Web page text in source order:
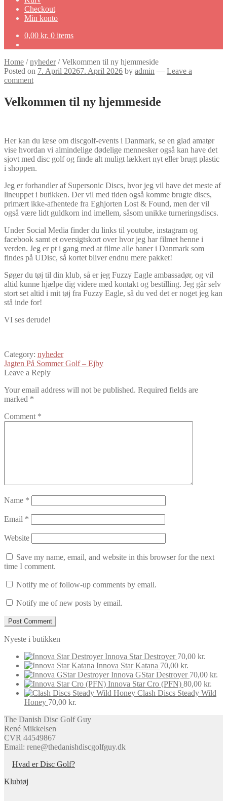
Checkout
Min konto
0,00 kr. 0 items
Home /nyheder/Velkommen til ny hjemmeside
Posted on 7. April 20267. April 2026 by admin — Leave a
comment
Velkommen til ny hjemmeside
Her kan du læse om discgolf-events i Danmark, se en glad amatør
vise hvordan vi almindelige dødelige mennesker også kan have det
sjovt med disc golf og finde alt muligt lækkert nyt eller brugt plastic
i shoppen.
Jeg er forhandler af Supersonic Discs, hvor jeg vil have det meste af
lineuppet i butikken. Der vil med tiden også komme brugte discs,
primært ikke-afhentede fra Eghjorten Lost & Found, men der vil
også være lidt guldkorn ind imellem, såsom unikke turneringsdiscs.
Under Social Media finder du links til youtube, instagram og
facebook samt et oversigtskort over hvor jeg har filmet henne i
verden. Jeg er pt i gang med at filme alle baner i Danmark som
findes på UDisc, så kortet bliver endnu mere pakket!
Søger du tøj til din klub, så er jeg Fuzzy Eagle ambassadør, og vil
altid kunne hjælpe dig videre med kontakt og bestilling. Jeg går selv
stort set altid i mit tøj fra Fuzzy Eagle, så du ved det er noget jeg kan
stå inde for!
VI ses derude!
Category: nyheder
Post
navigation
Next
post:
Jagten På Sommer Golf – Ejby
Leave a Reply
Your email address will not be published. Required fields are
marked *
Comment *
Name *
Email *
Website
Save my name, email, and website in this browser for the next
time I comment.
Notify me of follow-up comments by email.
Notify me of new posts by email.
Nyeste i butikken
Innova Star Destroyer 70,00 kr.
Innova Star Katana 70,00 kr.
Innova GStar Destroyer 70,00 kr.
Innova Star Cro (PFN) 80,00 kr.
Clash Discs Steady Wild
Honey 70,00 kr.
The Danish Disc Golf Guy
René Mikkelsen
CVR 44549867
Email: rene@thedanishdiscgolfguy.dk
Hvad er Disc Golf?
Klubtøj